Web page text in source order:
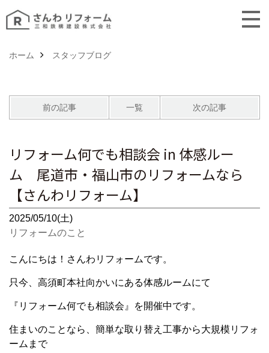
ホーム スタッフブログ
前の記事 一覧 次の記事
リフォーム何でも相談会 in 体感ルー
ム 尾道市・福山市のリフォームなら
【さんわリフォーム】
2025/05/10(土)
リフォームのこと
こんにちは！さんわリフォームです。
只今、高須町本社向かいにある体感ルームにて
『リフォーム何でも相談会』を開催中です。
住まいのことなら、簡単な取り替え工事から大規模リフォ
ームまで